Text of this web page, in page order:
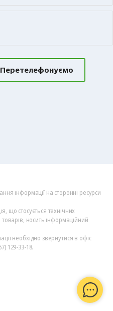
Перетелефонуємо
інформації на сторонні ресурси
що стосується технічних
товарів, носить інформаційний
необхідно звернутися в офіс
129-33-18.